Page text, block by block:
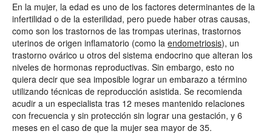
En la mujer, la edad es uno de los factores determinantes de la
infertilidad o de la esterilidad, pero puede haber otras causas,
como son los trastornos de las trompas uterinas, trastornos
uterinos de origen inflamatorio (como la endometriosis), un
trastorno ovárico u otros del sistema endocrino que alteran los
niveles de hormonas reproductivas. Sin embargo, esto no
quiera decir que sea imposible lograr un embarazo a término
utilizando técnicas de reproducción asistida. Se recomienda
acudir a un especialista tras 12 meses mantenido relaciones
con frecuencia y sin protección sin lograr una gestación, y 6
meses en el caso de que la mujer sea mayor de 35.